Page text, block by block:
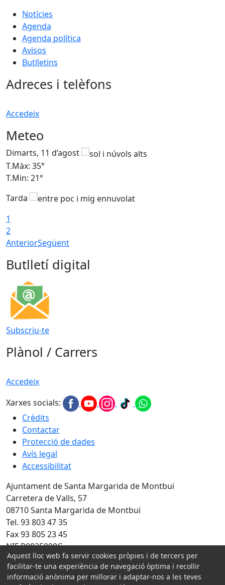
Notícies
Agenda
Agenda política
Avisos
Butlletins
Adreces i telèfons
Accedeix
Meteo
Dimarts, 11 d’agost
T.Màx: 35°
T.Min: 21°
Tarda
1
2
AnteriorSegüent
Butlletí digital
Subscriu-te
Plànol / Carrers
Accedeix
Xarxes socials:
Crèdits
Contactar
Protecció de dades
Avís legal
Accessibilitat
Ajuntament de Santa Margarida de Montbui
Carretera de Valls, 57
08710 Santa Margarida de Montbui
Tel. 93 803 47 35
Fax 93 805 23 45
NIF P0825000C
Amb la col·laboració de:
Aquest lloc web fa servir cookies pròpies i de tercers per
facilitar-te una experiència de navegació òptima i recollir
informació anònima per millorar i adaptar-nos a les teves